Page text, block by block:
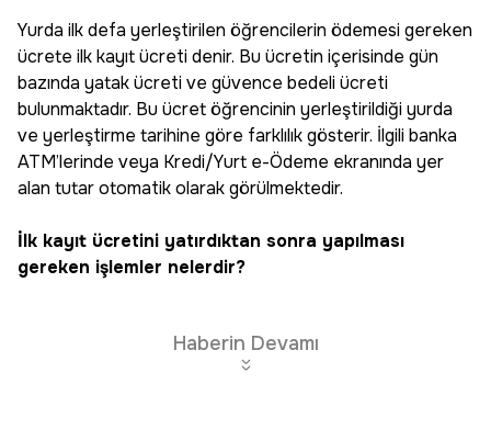
Yurda ilk defa yerleştirilen öğrencilerin ödemesi gereken
ücrete ilk kayıt ücreti denir. Bu ücretin içerisinde gün
bazında yatak ücreti ve güvence bedeli ücreti
bulunmaktadır. Bu ücret öğrencinin yerleştirildiği yurda
ve yerleştirme tarihine göre farklılık gösterir. İlgili banka
ATM’lerinde veya Kredi/Yurt e-Ödeme ekranında yer
alan tutar otomatik olarak görülmektedir.
İlk kayıt ücretini yatırdıktan sonra yapılması
gereken işlemler nelerdir?
Haberin Devamı